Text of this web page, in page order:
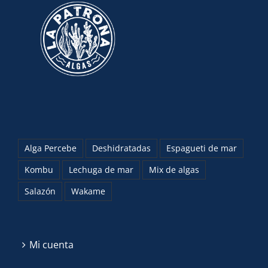
Alga Percebe Deshidratadas
Espagueti de mar
Kombu
Lechuga de mar
Mix de algas
Salazón
Wakame
Mi cuenta